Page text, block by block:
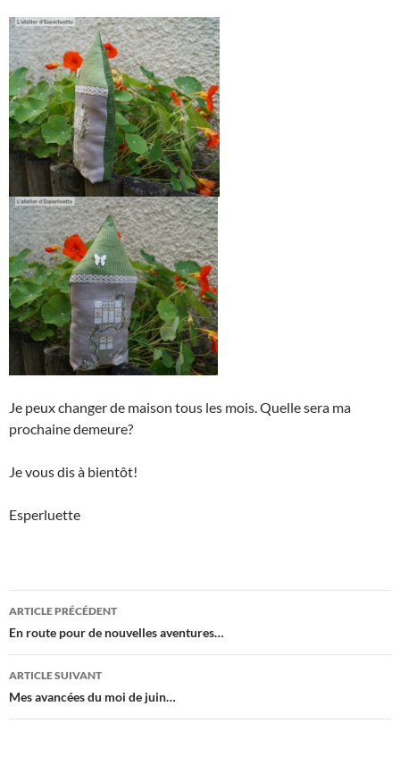
Je peux changer de maison tous les mois. Quelle sera ma
prochaine demeure?
Je vous dis à bientôt!
Esperluette
Navigation
des
articles
ARTICLE PRÉCÉDENT
En route pour de nouvelles aventures…
ARTICLE SUIVANT
Mes avancées du moi de juin…